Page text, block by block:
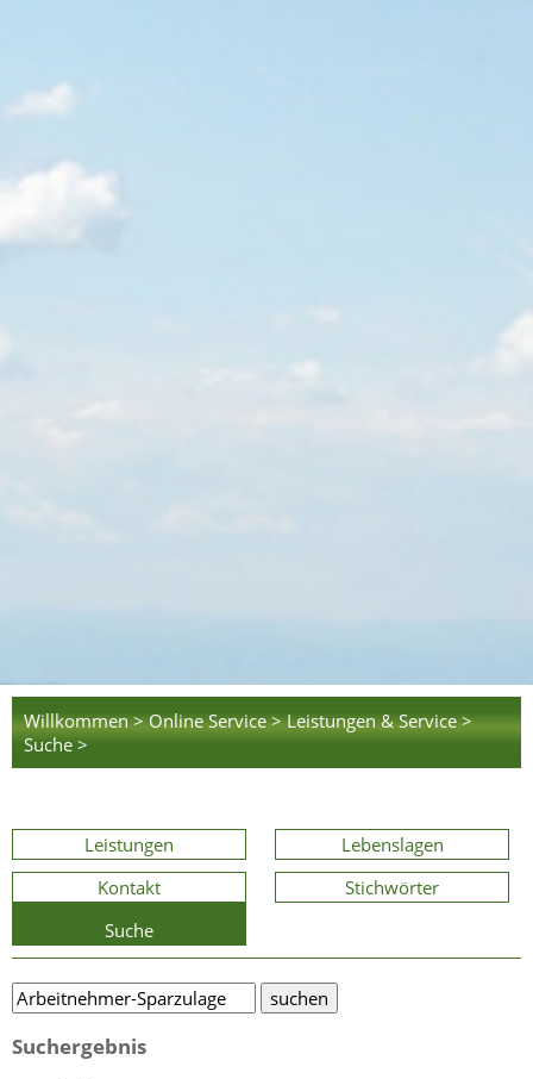
Willkommen > Online Service > Leistungen & Service >
Suche >
Leistungen
Lebenslagen
Kontakt
Stichwörter
Suche
Suchergebnis